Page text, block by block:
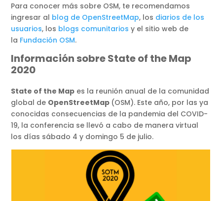
Para conocer más sobre OSM, te recomendamos
ingresar al blog de OpenStreetMap, los diarios de los
usuarios, los blogs comunitarios y el sitio web de
la Fundación OSM.
Información sobre State of the Map
2020
State of the Map es la reunión anual de la comunidad
global de OpenStreetMap (OSM). Este año, por las ya
conocidas consecuencias de la pandemia del COVID-
19, la conferencia se llevó a cabo de manera virtual
los días sábado 4 y domingo 5 de julio.